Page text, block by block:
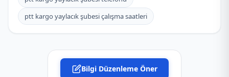
PTT Kargo Beşikdüzü Müdürlüğü
PTT Kargo Çağlayan Şubesi
ptt kargo yaylacık şubesi çalışma saatleri
Bilgi Düzenleme Öner